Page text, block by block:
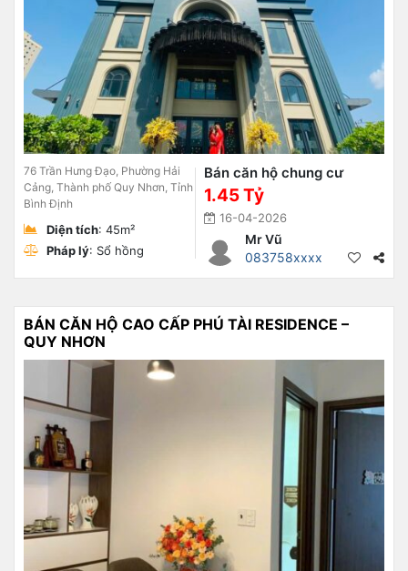
76 Trần Hưng Đạo, Phường Hải
Cảng, Thành phố Quy Nhơn, Tỉnh
Bình Định
Diện tích: 45m²
Pháp lý: Sổ hồng
Bán căn hộ chung cư
1.45 Tỷ
16-04-2026
Mr Vũ
083758xxxx
BÁN CĂN HỘ CAO CẤP PHÚ TÀI RESIDENCE –
QUY NHƠN